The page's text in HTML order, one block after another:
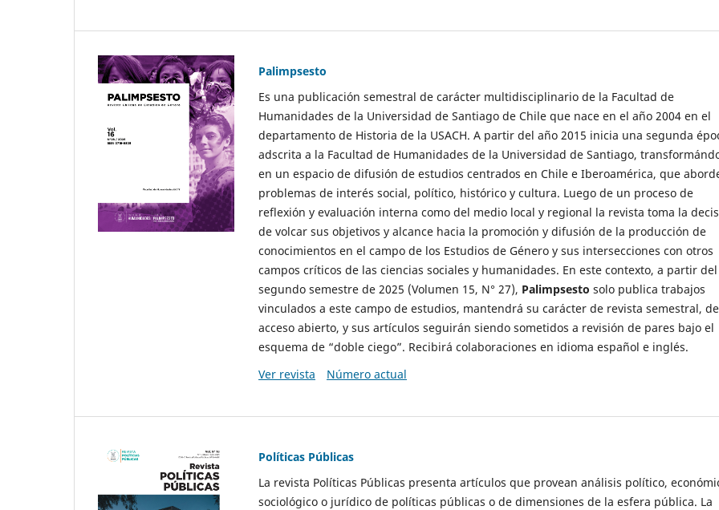
Palimpsesto
Es una publicación semestral de carácter multidisciplinario de la Facultad de
Humanidades de la Universidad de Santiago de Chile que nace en el año 2004 en el
departamento de Historia de la USACH. A partir del año 2015 inicia una segunda
adscrita a la Facultad de Humanidades de la Universidad de Santiago,
en un espacio de difusión de estudios centrados en Chile e Iberoamérica, que
problemas de interés social, político, histórico y cultura. Luego de un proceso de
reflexión y evaluación interna como del medio local y regional la revista toma la
de volcar sus objetivos y alcance hacia la promoción y difusión de la producción de
conocimientos en el campo de los Estudios de Género y sus intersecciones con otros
campos críticos de las ciencias sociales y humanidades. En este contexto, a partir del
segundo semestre de 2025 (Volumen 15, N° 27), Palimpsesto solo publica trabajos
vinculados a este campo de estudios, mantendrá su carácter de revista semestral, de
acceso abierto, y sus artículos seguirán siendo sometidos a revisión de pares bajo el
esquema de “doble ciego”. Recibirá colaboraciones en idioma español e inglés.
Ver revista
Número actual
Políticas Públicas
La revista Políticas Públicas presenta artículos que provean análisis político,
sociológico o jurídico de políticas públicas o de dimensiones de la esfera pública. La